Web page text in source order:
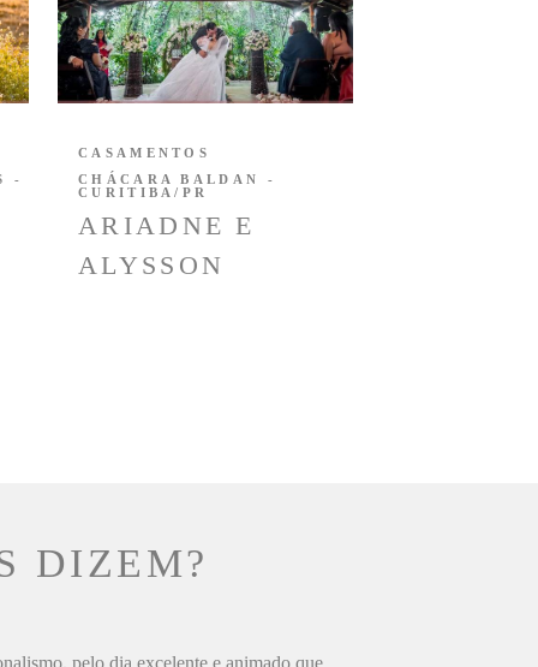
-
ARIADNE E
ALYSSON
CASAMENTOS
CHÁCARA BALDAN -
CURITIBA/PR
DIZEM?
pelo dia excelente e animado que